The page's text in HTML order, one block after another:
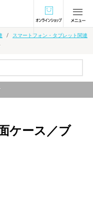
オンラインショ
スマートフォン・タブレット関連
ケース／ブ